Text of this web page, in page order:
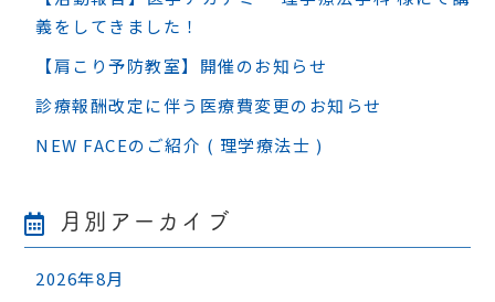
義をしてきました！
【肩こり予防教室】開催のお知らせ
診療報酬改定に伴う医療費変更のお知らせ
NEW FACEのご紹介 ( 理学療法士 )
月別アーカイブ
2026年8月